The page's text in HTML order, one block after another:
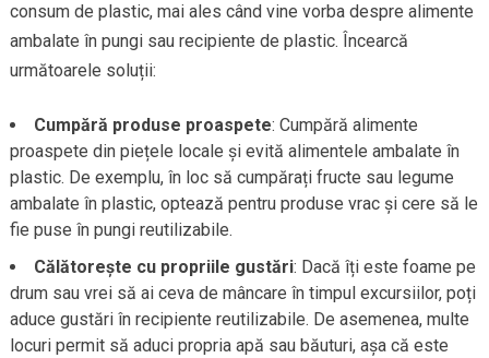
consum de plastic, mai ales când vine vorba despre alimente
ambalate în pungi sau recipiente de plastic. Încearcă
următoarele soluții:
Cumpără produse proaspete: Cumpără alimente
proaspete din piețele locale și evită alimentele ambalate în
plastic. De exemplu, în loc să cumpărați fructe sau legume
ambalate în plastic, optează pentru produse vrac și cere să le
fie puse în pungi reutilizabile.
Călătorește cu propriile gustări: Dacă îți este foame pe
drum sau vrei să ai ceva de mâncare în timpul excursiilor, poți
aduce gustări în recipiente reutilizabile. De asemenea, multe
locuri permit să aduci propria apă sau băuturi, așa că este